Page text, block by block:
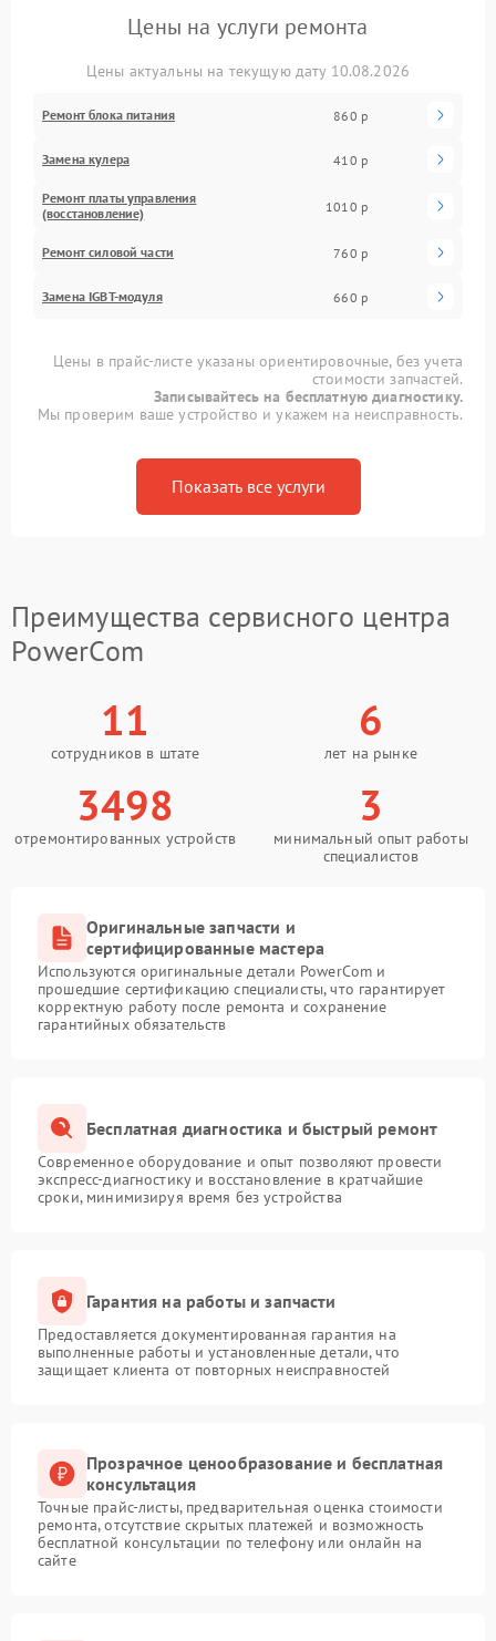
Цены на услуги ремонта
Цены актуальны на текущую дату 10.08.2026
Ремонт блока питания 860 р
Замена кулера 410 р
Ремонт платы управления
(восстановление)
1010 р
Ремонт силовой части 760 р
Замена IGBT-модуля 660 р
Цены в прайс-листе указаны ориентировочные, без учета
стоимости запчастей.
Записывайтесь на бесплатную диагностику.
Мы проверим ваше устройство и укажем на неисправность.
Показать все услуги
Преимущества сервисного центра
PowerCom
11
сотрудников в штате
6
лет на рынке
3498
отремонтированных устройств
3
минимальный опыт работы
специалистов
Оригинальные запчасти и
сертифицированные мастера
Используются оригинальные детали PowerCom и
прошедшие сертификацию специалисты, что гарантирует
корректную работу после ремонта и сохранение
гарантийных обязательств
Бесплатная диагностика и быстрый ремонт
Современное оборудование и опыт позволяют провести
экспресс-диагностику и восстановление в кратчайшие
сроки, минимизируя время без устройства
Гарантия на работы и запчасти
Предоставляется документированная гарантия на
выполненные работы и установленные детали, что
защищает клиента от повторных неисправностей
Прозрачное ценообразование и бесплатная
консультация
Точные прайс-листы, предварительная оценка стоимости
ремонта, отсутствие скрытых платежей и возможность
бесплатной консультации по телефону или онлайн на
сайте